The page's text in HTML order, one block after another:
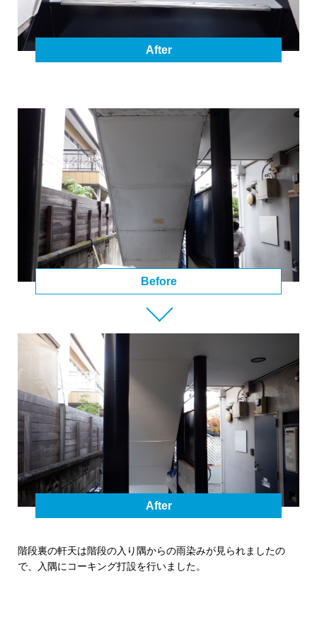
After
Before
After
階段裏の軒天は階段の入り隅からの雨染みが見られましたの
で、入隅にコーキング打設を行いました。